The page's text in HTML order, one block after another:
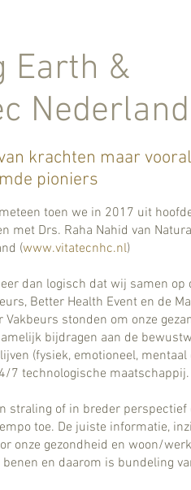
Earth &
Nederland
krachten maar
pioniers
toen we in 2017 uit
met Drs. Raha Nahid van
(www.vitatecnhc.nl)
dan logisch dat wij samen op
Better Health Event en de
Vakbeurs stonden om onze
bijdragen aan de
(fysiek, emotioneel,
7 technologische maatschappij.
straling of in breder
toe. De juiste informatie,
onze gezondheid en woon/
en daarom is bundeling